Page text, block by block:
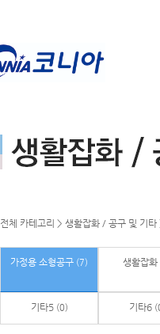
전체 카테고리 > 생활잡화 / 공구 및 기타
가정용 소형공구 (7) 생활잡화
기타5 (0) 기타6